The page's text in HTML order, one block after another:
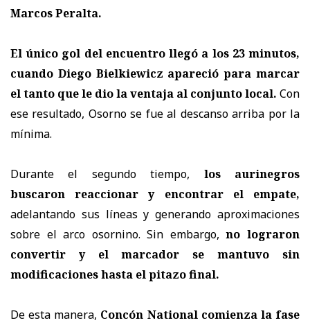
Marcos Peralta.
El único gol del encuentro llegó a los 23 minutos,
cuando Diego Bielkiewicz apareció para marcar
el tanto que le dio la ventaja al conjunto local. Con
ese resultado, Osorno se fue al descanso arriba por la
mínima.
Durante el segundo tiempo, los aurinegros
buscaron reaccionar y encontrar el empate,
adelantando sus líneas y generando aproximaciones
sobre el arco osornino. Sin embargo,no lograron
convertir y el marcador se mantuvo sin
modificaciones hasta el pitazo final.
De esta manera, Concón National comienza la fase